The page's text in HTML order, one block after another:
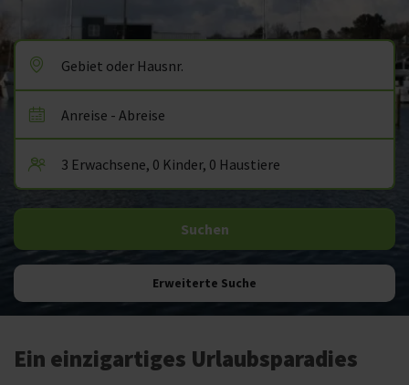
Erweiterte Suche
Ein einzigartiges Urlaubsparadies